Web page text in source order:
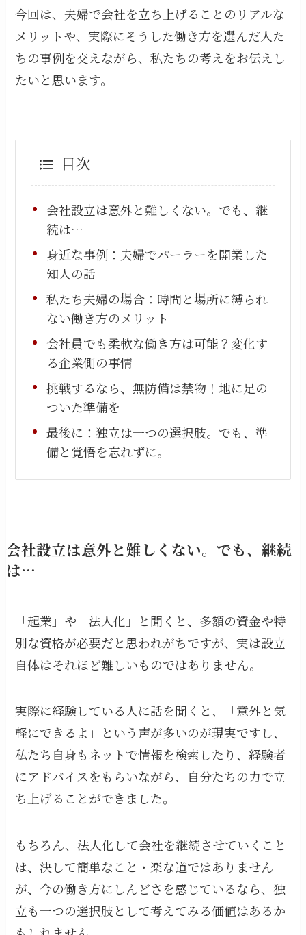
今回は、夫婦で会社を立ち上げることのリアルな
メリットや、実際にそうした働き方を選んだ人た
ちの事例を交えながら、私たちの考えをお伝えし
たいと思います。
目次
会社設立は意外と難しくない。でも、継
続は…
身近な事例：夫婦でパーラーを開業した
知人の話
私たち夫婦の場合：時間と場所に縛られ
ない働き方のメリット
会社員でも柔軟な働き方は可能？変化す
る企業側の事情
挑戦するなら、無防備は禁物！地に足の
ついた準備を
最後に：独立は一つの選択肢。でも、準
備と覚悟を忘れずに。
会社設立は意外と難しくない。でも、継続
は…
「起業」や「法人化」と聞くと、多額の資金や特
別な資格が必要だと思われがちですが、実は設立
自体はそれほど難しいものではありません。
実際に経験している人に話を聞くと、「意外と気
軽にできるよ」という声が多いのが現実ですし、
私たち自身もネットで情報を検索したり、経験者
にアドバイスをもらいながら、自分たちの力で立
ち上げることができました。
もちろん、法人化して会社を継続させていくこと
は、決して簡単なこと・楽な道ではありません
が、今の働き方にしんどさを感じているなら、独
立も一つの選択肢として考えてみる価値はあるか